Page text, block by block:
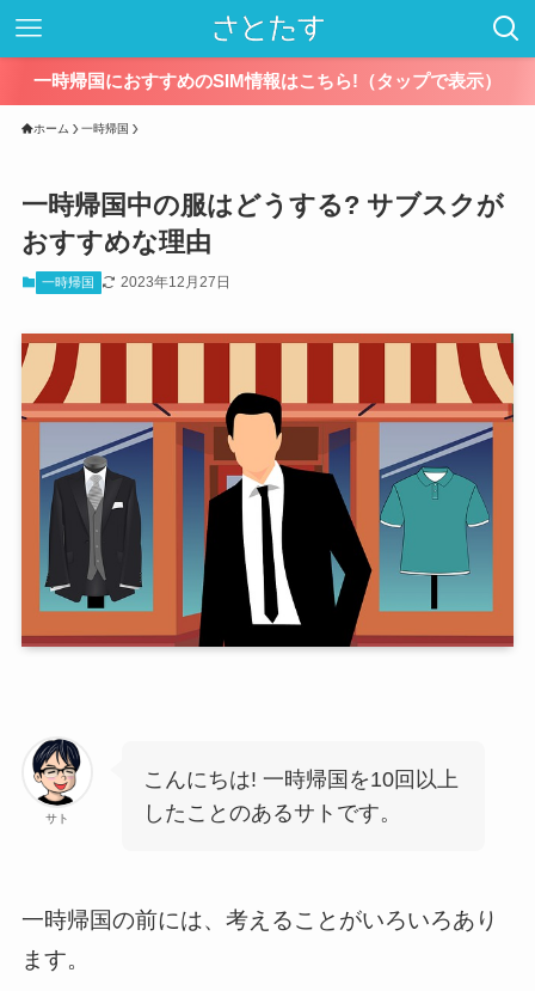
一時帰国におすすめのSIM情報はこちら!（タップで表示）
ホーム 一時帰国
一時帰国中の服はどうする? サブスクが
おすすめな理由
一時帰国 2023年12月27日
サト
こんにちは! 一時帰国を10回以上
したことのあるサトです。
一時帰国の前には、考えることがいろいろあり
ます。